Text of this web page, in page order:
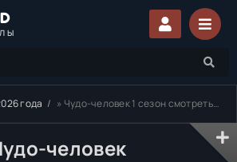
года » Чудо-человек 1 сезон смотреть онлайн бесплатно
человек